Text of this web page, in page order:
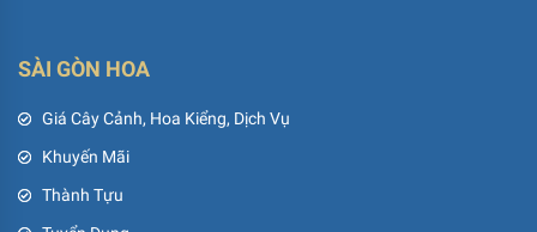
SÀI GÒN HOA
Giá Cây Cảnh, Hoa Kiểng, Dịch Vụ
Khuyến Mãi
Thành Tựu